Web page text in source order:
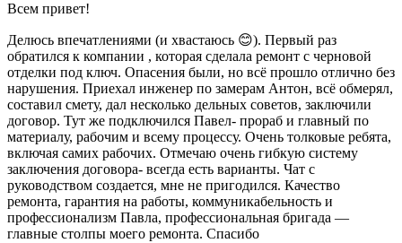
Всем привет!
Делюсь впечатлениями (и хвастаюсь 😊). Первый раз
обратился к компании , которая сделала ремонт с черновой
отделки под ключ. Опасения были, но всё прошло отлично без
нарушения. Приехал инженер по замерам Антон, всё обмерял,
составил смету, дал несколько дельных советов, заключили
договор. Тут же подключился Павел- прораб и главный по
материалу, рабочим и всему процессу. Очень толковые ребята,
включая самих рабочих. Отмечаю очень гибкую систему
заключения договора- всегда есть варианты. Чат с
руководством создается, мне не пригодился. Качество
ремонта, гарантия на работы, коммуникабельность и
профессионализм Павла, профессиональная бригада —
главные столпы моего ремонта. Спасибо